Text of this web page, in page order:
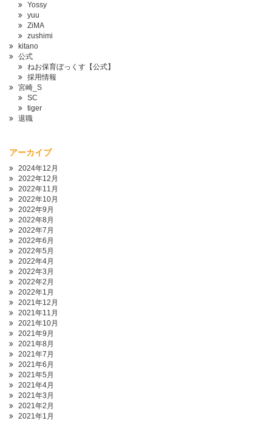
Yossy
yuu
ZiMA
zushimi
kitano
公式
ねお保育ぼっくす【公式】
採用情報
宮崎_S
SC
tiger
退職
アーカイブ
2024年12月
2022年12月
2022年11月
2022年10月
2022年9月
2022年8月
2022年7月
2022年6月
2022年5月
2022年4月
2022年3月
2022年2月
2022年1月
2021年12月
2021年11月
2021年10月
2021年9月
2021年8月
2021年7月
2021年6月
2021年5月
2021年4月
2021年3月
2021年2月
2021年1月